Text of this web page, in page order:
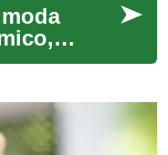
nuevos
de